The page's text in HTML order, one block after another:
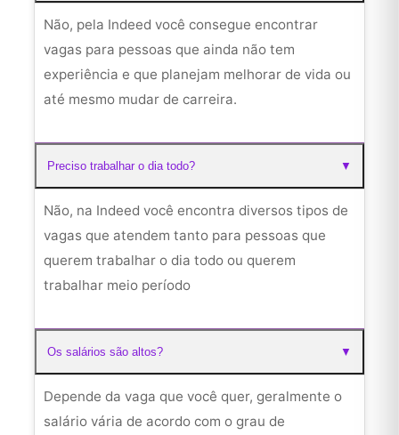
Não, pela Indeed você consegue encontrar
vagas para pessoas que ainda não tem
experiência e que planejam melhorar de vida ou
até mesmo mudar de carreira.
Preciso trabalhar o dia todo? ▼
Não, na Indeed você encontra diversos tipos de
vagas que atendem tanto para pessoas que
querem trabalhar o dia todo ou querem
trabalhar meio período
Os salários são altos? ▼
Depende da vaga que você quer, geralmente o
salário vária de acordo com o grau de